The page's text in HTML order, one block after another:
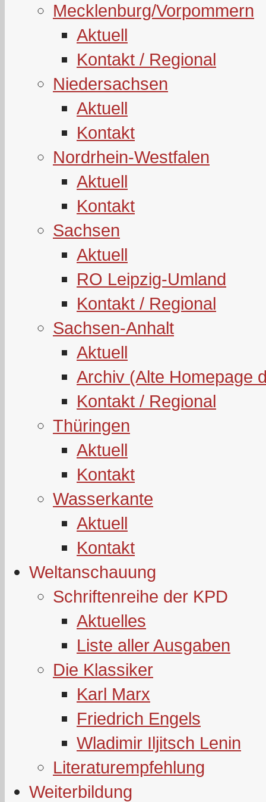
Mecklenburg/Vorpommern
Aktuell
Kontakt / Regional
Niedersachsen
Aktuell
Kontakt
Nordrhein-Westfalen
Aktuell
Kontakt
Sachsen
Aktuell
RO Leipzig-Umland
Kontakt / Regional
Sachsen-Anhalt
Aktuell
Archiv (Alte Homepage
Kontakt / Regional
Thüringen
Aktuell
Kontakt
Wasserkante
Aktuell
Kontakt
Weltanschauung
Schriftenreihe der KPD
Aktuelles
Liste aller Ausgaben
Die Klassiker
Karl Marx
Friedrich Engels
Wladimir Iljitsch Lenin
Literaturempfehlung
Weiterbildung